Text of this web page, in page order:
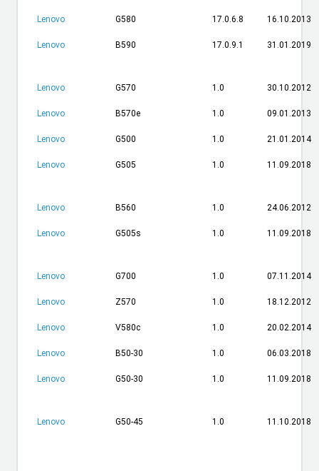
Lenovo G580 17.0.6.8 16.10.2013
Lenovo B590 17.0.9.1 31.01.2019
Lenovo G570 1.0 30.10.2012
Lenovo B570e 1.0 09.01.2013
Lenovo G500 1.0 21.01.2014
Lenovo G505 1.0 11.09.2018
Lenovo B560 1.0 24.06.2012
Lenovo G505s 1.0 11.09.2018
Lenovo G700 1.0 07.11.2014
Lenovo Z570 1.0 18.12.2012
Lenovo V580c 1.0 20.02.2014
Lenovo B50-30 1.0 06.03.2018
Lenovo G50-30 1.0 11.09.2018
Lenovo G50-45 1.0 11.10.2018